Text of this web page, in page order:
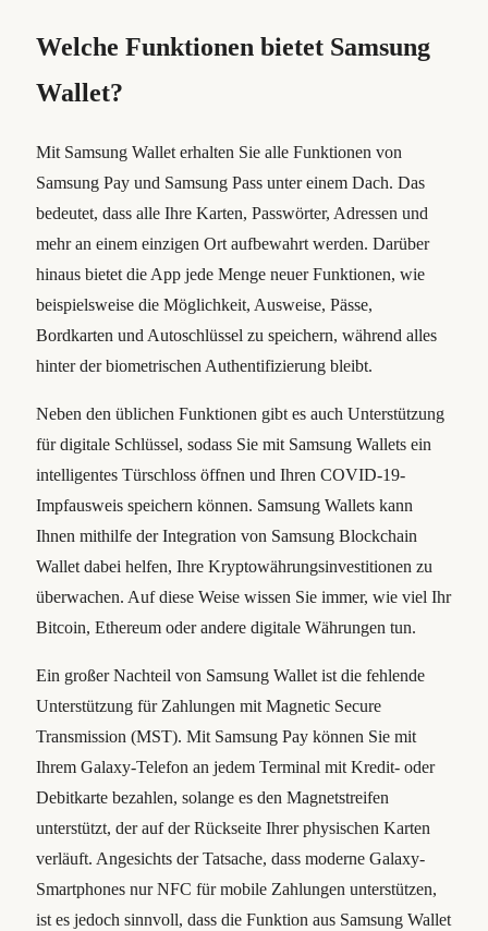
Welche Funktionen bietet Samsung
Wallet?
Mit Samsung Wallet erhalten Sie alle Funktionen von
Samsung Pay und Samsung Pass unter einem Dach. Das
bedeutet, dass alle Ihre Karten, Passwörter, Adressen und
mehr an einem einzigen Ort aufbewahrt werden. Darüber
hinaus bietet die App jede Menge neuer Funktionen, wie
beispielsweise die Möglichkeit, Ausweise, Pässe,
Bordkarten und Autoschlüssel zu speichern, während alles
hinter der biometrischen Authentifizierung bleibt.
Neben den üblichen Funktionen gibt es auch Unterstützung
für digitale Schlüssel, sodass Sie mit Samsung Wallets ein
intelligentes Türschloss öffnen und Ihren COVID-19-
Impfausweis speichern können. Samsung Wallets kann
Ihnen mithilfe der Integration von Samsung Blockchain
Wallet dabei helfen, Ihre Kryptowährungsinvestitionen zu
überwachen. Auf diese Weise wissen Sie immer, wie viel Ihr
Bitcoin, Ethereum oder andere digitale Währungen tun.
Ein großer Nachteil von Samsung Wallet ist die fehlende
Unterstützung für Zahlungen mit Magnetic Secure
Transmission (MST). Mit Samsung Pay können Sie mit
Ihrem Galaxy-Telefon an jedem Terminal mit Kredit- oder
Debitkarte bezahlen, solange es den Magnetstreifen
unterstützt, der auf der Rückseite Ihrer physischen Karten
verläuft. Angesichts der Tatsache, dass moderne Galaxy-
Smartphones nur NFC für mobile Zahlungen unterstützen,
ist es jedoch sinnvoll, dass die Funktion aus Samsung Wallet